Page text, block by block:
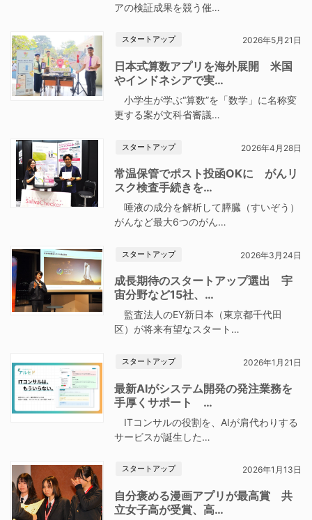
アの検証成果を競う催…
スタートアップ 2026年5月21日
日本式算数アプリを海外展開 米国
やインドネシアで実…
小学生が学ぶ“算数”を「数学」に名称変
更する案が文科省審議…
スタートアップ 2026年4月28日
常温保管でポスト投函OKに がんリ
スク検査手続きを…
唾液の成分を解析して膵臓（すいぞう）
がんなど最大6つのがん…
スタートアップ 2026年3月24日
成長期待のスタートアップ選出 宇
宙分野など15社、…
監査法人のEY新日本（東京都千代田
区）が将来有望なスタート…
スタートアップ 2026年1月21日
最新AIがシステム開発の発注業務を
手厚くサポート …
ITコンサルの役割を、AIが肩代わりする
サービスが誕生した…
スタートアップ 2026年1月13日
自分褒める漫画アプリが最高賞 共
立女子高が受賞、高…